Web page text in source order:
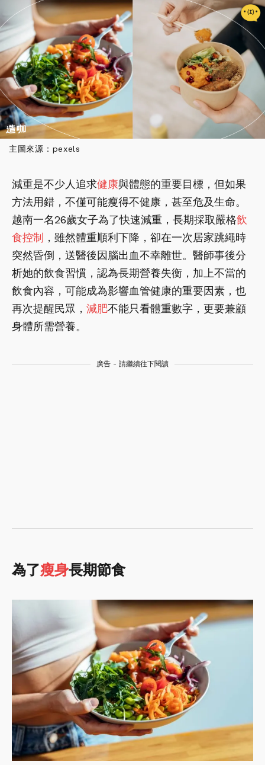
主圖來源：pexels
減重是不少人追求健康與體態的重要目標，但如果
方法用錯，不僅可能瘦得不健康，甚至危及生命。
越南一名26歲女子為了快速減重，長期採取嚴格飲
食控制
，雖然體重順利下降，卻在一次居家跳繩時
突然昏倒，送醫後因腦出血不幸離世。醫師事後分
析她的飲食習慣，認為長期營養失衡，加上不當的
飲食內容，可能成為影響血管健康的重要因素，也
再次提醒民眾， 減肥不能只看體重數字，更要兼顧
身體所需營養。
廣告 - 請繼續往下閱讀
為了瘦身長期節食